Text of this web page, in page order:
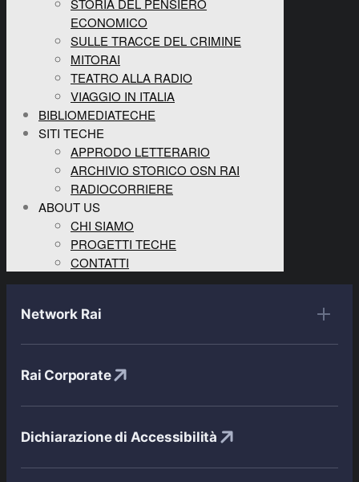
STORIA DEL PENSIERO
ECONOMICO
SULLE TRACCE DEL CRIMINE
MITORAI
TEATRO ALLA RADIO
VIAGGIO IN ITALIA
BIBLIOMEDIATECHE
SITI TECHE
APPRODO LETTERARIO
ARCHIVIO STORICO OSN RAI
RADIOCORRIERE
ABOUT US
CHI SIAMO
PROGETTI TECHE
CONTATTI